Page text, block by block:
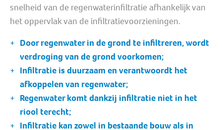
snelheid van de regenwaterinfiltratie afhankelijk van
het oppervlak van de infiltratievoorzieningen.
Door regenwater in de grond te infiltreren, wordt
verdroging van de grond voorkomen;
Infiltratie is duurzaam en verantwoordt het
afkoppelen van regenwater;
Regenwater komt dankzij infiltratie niet in het
riool terecht;
Infiltratie kan zowel in bestaande bouw als in